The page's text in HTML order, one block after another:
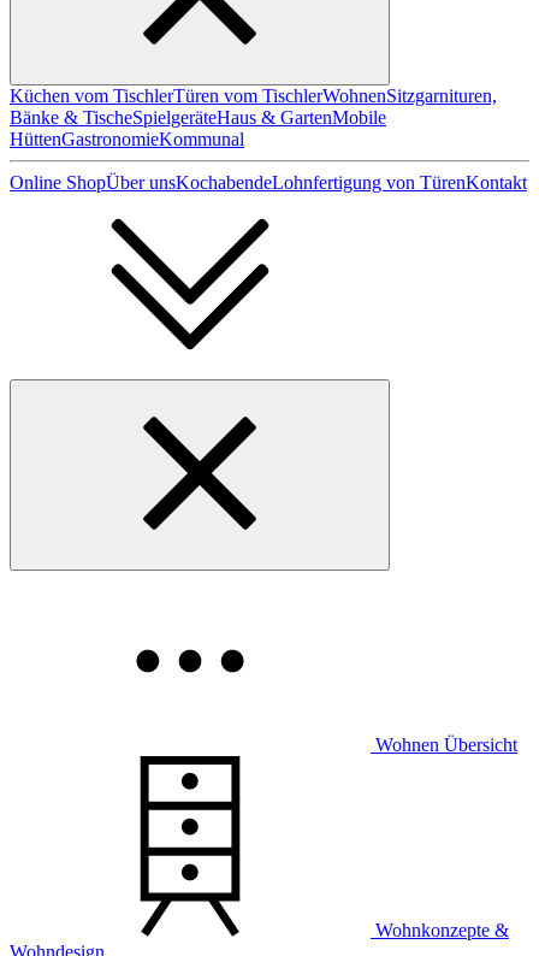
Küchen vom TischlerTüren vom TischlerWohnenSitzgarnituren,
Bänke & TischeSpielgeräteHaus & GartenMobile
HüttenGastronomieKommunal
Online ShopÜber unsKochabendeLohnfertigung von TürenKontakt
Wohnen Übersicht
Wohnkonzepte &